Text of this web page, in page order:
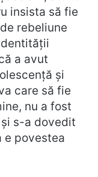
insista să fie
rebeliune
a avut
și
care să fie
nu a fost
s-a dovedit
e povestea